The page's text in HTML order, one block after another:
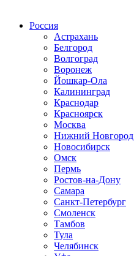
Россия
Астрахань
Белгород
Волгоград
Воронеж
Йошкар-Ола
Калининград
Краснодар
Красноярск
Москва
Нижний Новгород
Новосибирск
Омск
Пермь
Ростов-на-Дону
Самара
Санкт-Петербург
Смоленск
Тамбов
Тула
Челябинск